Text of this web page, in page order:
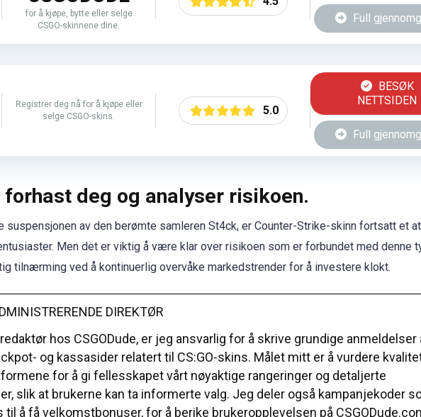
for å kjøpe, bytte eller selge
CSGO-skinnene dine.
Full
Registrer deg nå for å kjøpe eller
selge CSGO-skins.
5.0
BESØK
NETTSIDEN
Full
deg og analyser risikoen.
av den berømte samleren St4ck, er Counter-Strike-skinn fortsatt et
Men det er viktig å være klar over risikoen som er forbundet med denne
tilnærming ved å kontinuerlig overvåke markedstrender for å investere klokt.
DIREKTØR
hos CSGODude, er jeg ansvarlig for å skrive grundige anmeldelser
og kassasider relatert til CS:GO-skins. Målet mitt er å vurdere
for å gi fellesskapet vårt nøyaktige rangeringer og detaljerte
slik at brukerne kan ta informerte valg. Jeg deler også kampanjekoder
til å få velkomstbonuser, for å berike brukeropplevelsen på